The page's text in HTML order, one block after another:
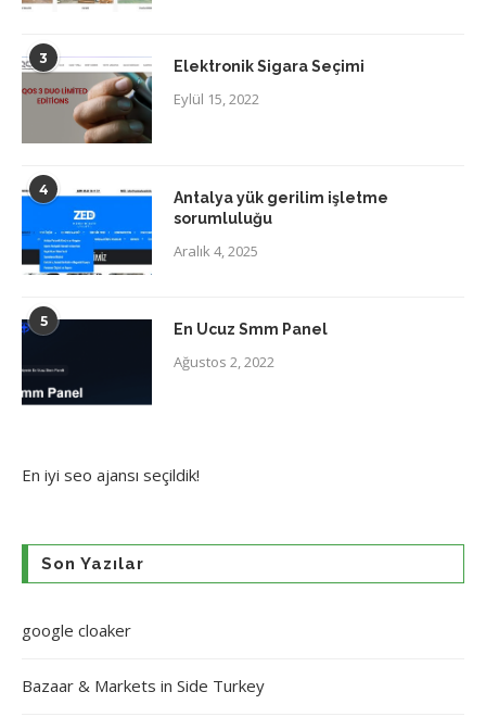
3 Elektronik Sigara Seçimi
Eylül 15, 2022
4
Antalya yük gerilim işletme
sorumluluğu
Aralık 4, 2025
5 En Ucuz Smm Panel
Ağustos 2, 2022
En iyi seo ajansı seçildik!
Son Yazılar
google cloaker
Bazaar & Markets in Side Turkey